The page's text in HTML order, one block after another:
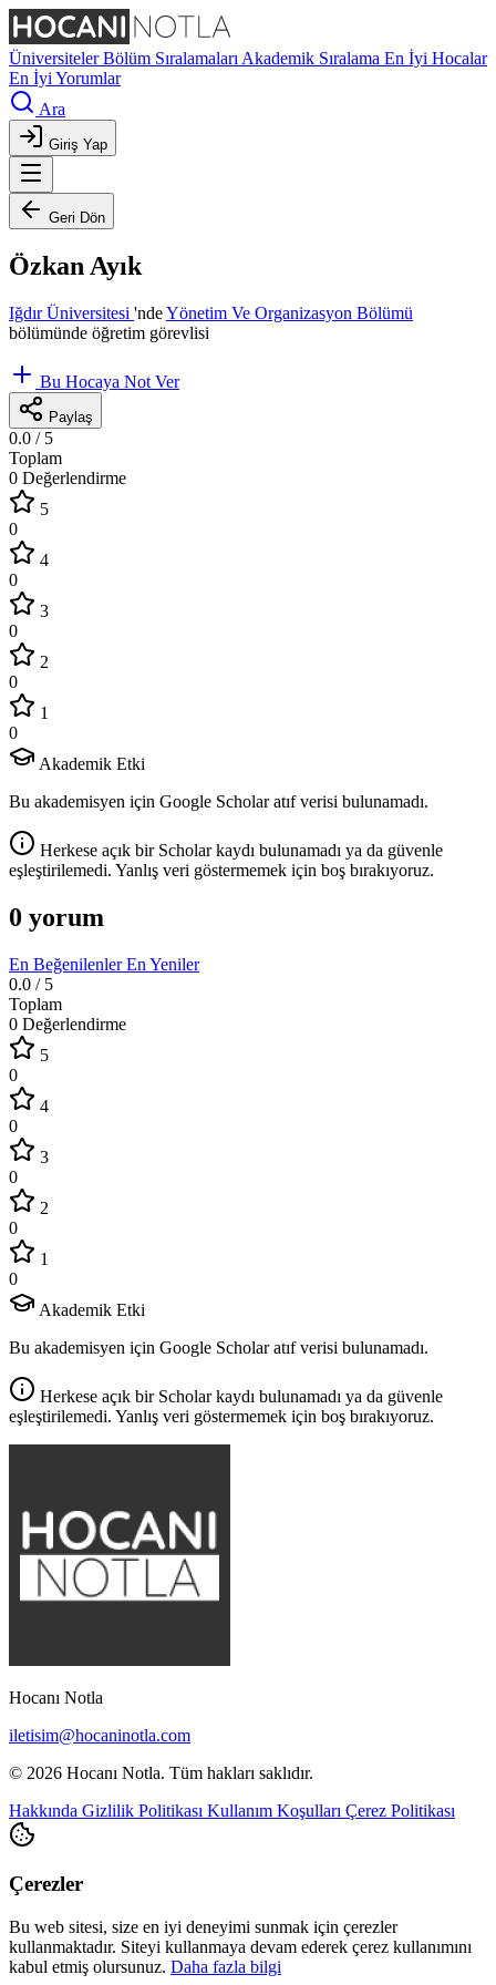
ÜniversitelerBölüm Sıralamaları Akademik Sıralama En İyi Hocalar
En İyi Yorumlar
Ara
Giriş Yap
Geri Dön
Özkan Ayık
Iğdır Üniversitesi 'ndeYönetim Ve Organizasyon Bölümü
bölümünde öğretim görevlisi
Bu Hocaya Not Ver
Paylaş
0.0 / 5
Toplam
0 Değerlendirme
5
0
4
0
3
0
2
0
1
0
Akademik Etki
Bu akademisyen için Google Scholar atıf verisi bulunamadı.
Herkese açık bir Scholar kaydı bulunamadı ya da güvenle
eşleştirilemedi. Yanlış veri göstermemek için boş bırakıyoruz.
0 yorum
En BeğenilenlerEn Yeniler
0.0 / 5
Toplam
0 Değerlendirme
5
0
4
0
3
0
2
0
1
0
Akademik Etki
Bu akademisyen için Google Scholar atıf verisi bulunamadı.
Herkese açık bir Scholar kaydı bulunamadı ya da güvenle
eşleştirilemedi. Yanlış veri göstermemek için boş bırakıyoruz.
Hocanı Notla
iletisim@hocaninotla.com
© 2026 Hocanı Notla. Tüm hakları saklıdır.
Hakkında Gizlilik Politikası Kullanım Koşulları Çerez Politikası
Çerezler
Bu web sitesi, size en iyi deneyimi sunmak için çerezler
kullanmaktadır. Siteyi kullanmaya devam ederek çerez kullanımını
kabul etmiş olursunuz. Daha fazla bilgi